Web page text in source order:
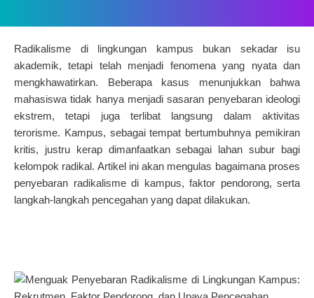
Radikalisme di lingkungan kampus bukan sekadar isu
akademik, tetapi telah menjadi fenomena yang nyata dan
mengkhawatirkan. Beberapa kasus menunjukkan bahwa
mahasiswa tidak hanya menjadi sasaran penyebaran ideologi
ekstrem, tetapi juga terlibat langsung dalam aktivitas
terorisme. Kampus, sebagai tempat bertumbuhnya pemikiran
kritis, justru kerap dimanfaatkan sebagai lahan subur bagi
kelompok radikal. Artikel ini akan mengulas bagaimana proses
penyebaran radikalisme di kampus, faktor pendorong, serta
langkah-langkah pencegahan yang dapat dilakukan.